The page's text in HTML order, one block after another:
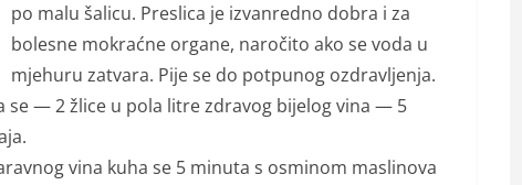
po malu šalicu. Preslica je izvanredno dobra i za
bolesne mokraćne organe, naročito ako se voda u
mjehuru zatvara. Pije se do potpunog ozdravljenja.
— 2 žlice u pola litre zdravog bijelog vina — 5
vina kuha se 5 minuta s osminom maslinova